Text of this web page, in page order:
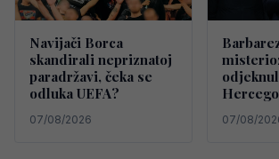
Navijači Borca
skandirali nepriznatoj
paradržavi, čeka se
odluka UEFA?
07/08/2026 07/08/